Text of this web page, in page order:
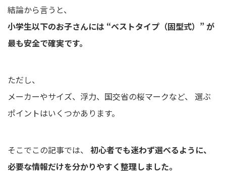
結論から言うと、
小学生以下のお子さんには “ベストタイプ（固型式）” が
最も安全で確実です。
ただし、
メーカーやサイズ、浮力、国交省の桜マークなど、 選ぶ
ポイントはいくつかあります。
そこでこの記事では、 初心者でも迷わず選べるように、
必要な情報だけを分かりやすく整理しました。